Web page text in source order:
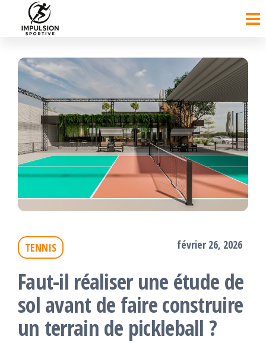
contenu
TENNIS février 26, 2026
Faut-il réaliser une étude de
sol avant de faire construire
un terrain de pickleball ?